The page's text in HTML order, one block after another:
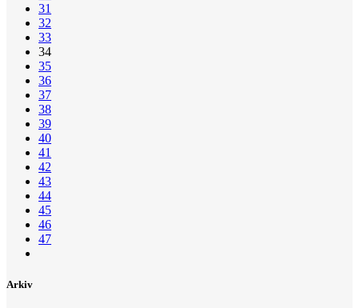
31
32
33
34
35
36
37
38
39
40
41
42
43
44
45
46
47
Arkiv